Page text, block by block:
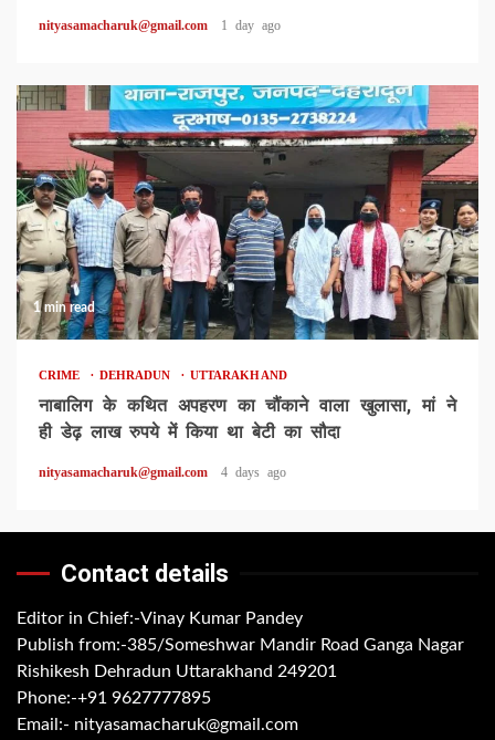
nityasamacharuk@gmail.com 1 day ago
1 min read
CRIME DEHRADUN UTTARAKHAND
नाबालिग के कथित अपहरण का चौंकाने वाला खुलासा, मां ने
ही डेढ़ लाख रुपये में किया था बेटी का सौदा
nityasamacharuk@gmail.com 4 days ago
Contact details
Editor in Chief:-Vinay Kumar Pandey
Publish from:-385/Someshwar Mandir Road Ganga Nagar
Rishikesh Dehradun Uttarakhand 249201
Phone:-+91 9627777895
Email:- nityasamacharuk@gmail.com